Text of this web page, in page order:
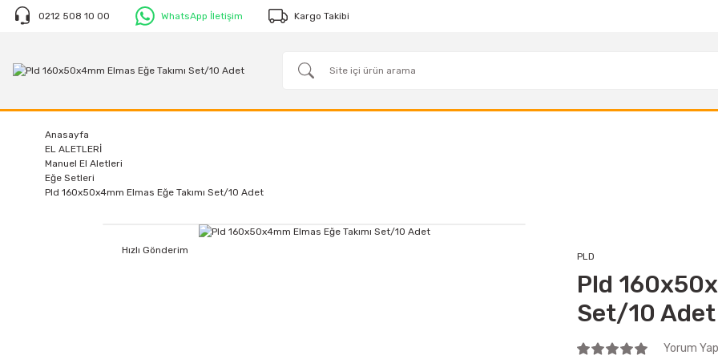
0212 508 10 00 WhatsApp İletişim Kargo Takibi
Anasayfa
EL ALETLERİ
Manuel El Aletleri
Eğe Setleri
Pld 160x50x4mm Elmas Eğe Takımı Set/10 Adet
Hızlı Gönderim
PLD
Pld
Set/10 Adet
Yorum